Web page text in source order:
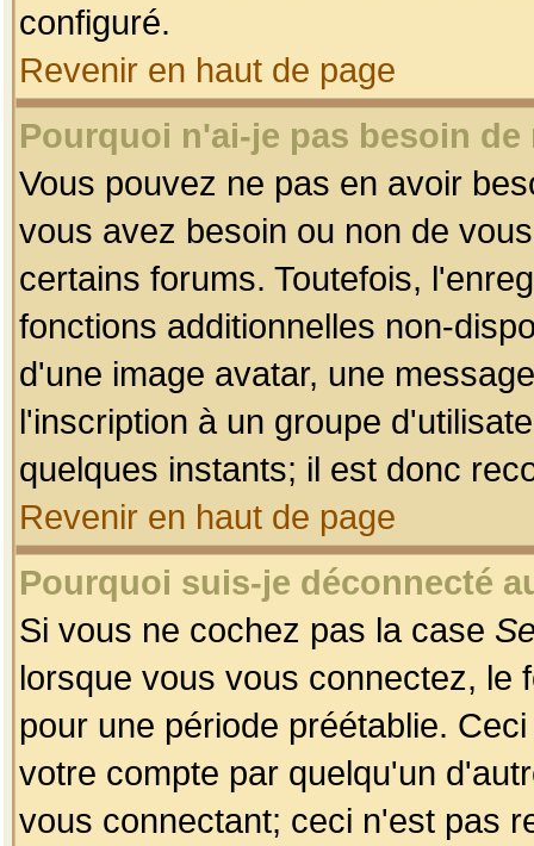
configuré.
Revenir en haut de page
Pourquoi n'ai-je pas besoin
Vous pouvez ne pas en avoir
vous avez besoin ou non de
certains forums. Toutefois,
fonctions additionnelles non-
d'une image avatar, une
l'inscription à un groupe
quelques instants; il est donc
Revenir en haut de page
Pourquoi suis-je déconnecté
Si vous ne cochez pas la case
lorsque vous vous connectez, le
pour une période préétablie.
votre compte par quelqu'un
vous connectant; ceci n'est pas